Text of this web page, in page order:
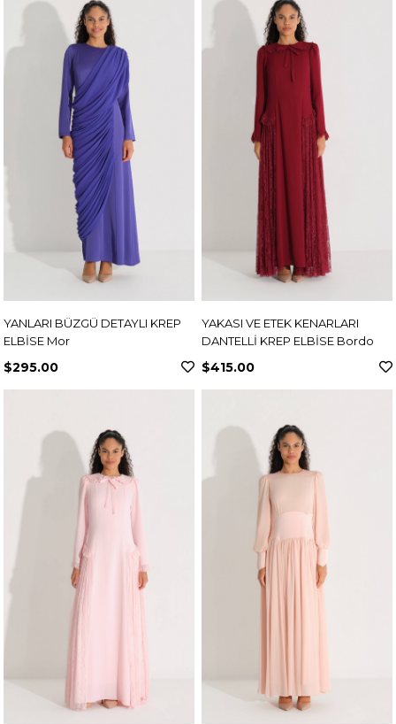
YANLARI BÜZGÜ DETAYLI KREP
ELBİSE Mor
$295.00
YAKASI VE ETEK KENARLARI
DANTELLİ KREP ELBİSE Bordo
$415.00